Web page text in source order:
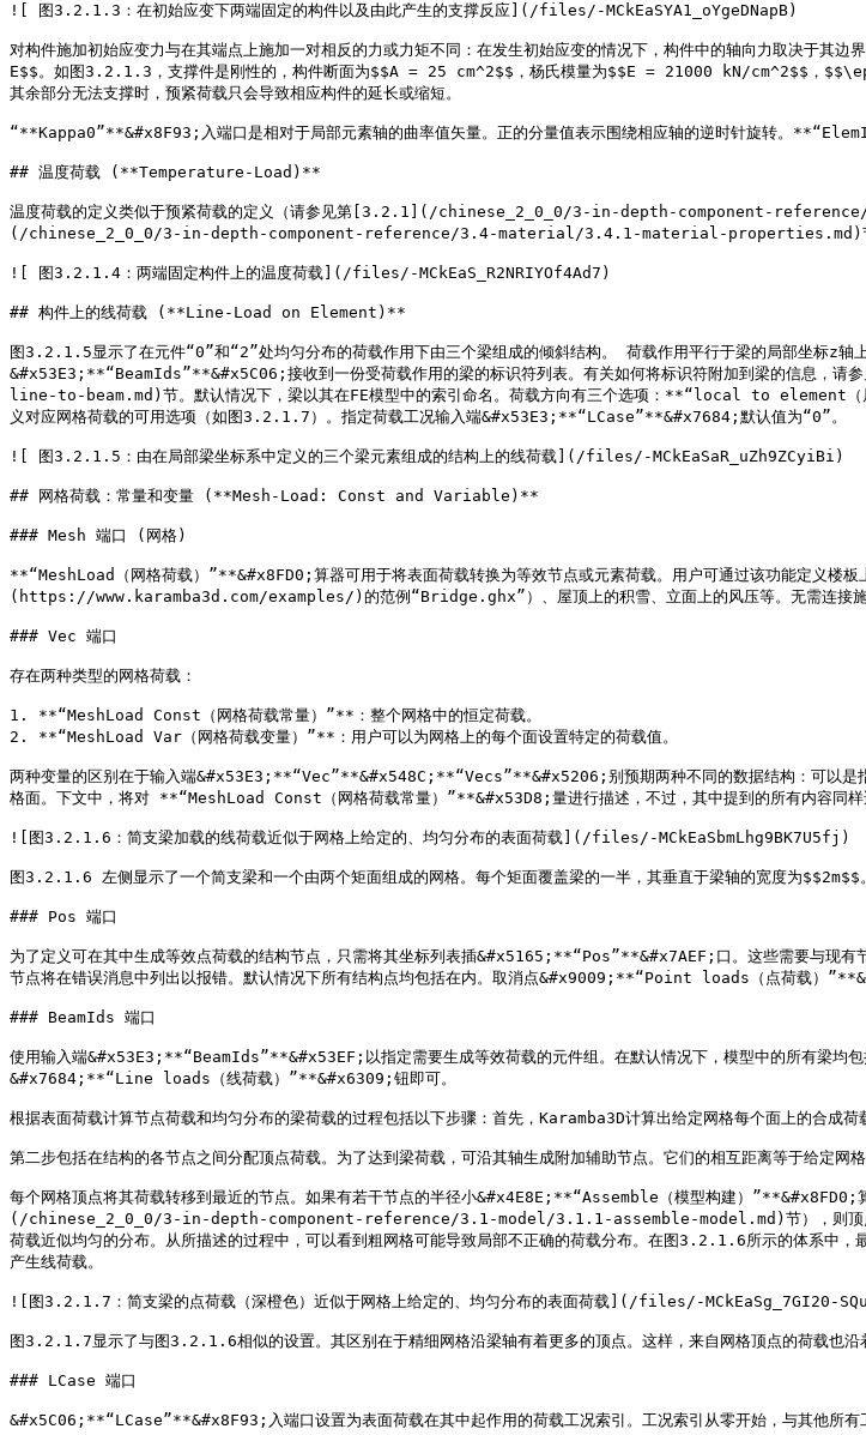
![ 图3.2.1.3：在初始应变下两端固定的构件以及由此产生的支撑反应](/files/-MCkEaSYA1_oYgeDNapB)
对构件施加初始应变力与在其端点上施加一对相反的力或力矩不同：在发生初始应变的情况下，构件中的轴向力取
E$$。如图3.2.1.3，支撑件是刚性的，构件断面为$$A = 25 cm^2$$，杨氏模量为$$E = 21000 kN/cm^2$$，
其余部分无法支撑时，预紧荷载只会导致相应构件的延长或缩短。
“**Kappa0”**&#x8F93;入端口是相对于局部元素轴的曲率值矢量。正的分量值表示围绕相应轴的逆时针旋转。
## 温度荷载 (**Temperature-Load)**
温度荷载的定义类似于预紧荷载的定义（请参见第[3.2.1](/chinese_2_0_0/3-in-depth-component-
(/chinese_2_0_0/3-in-depth-component-reference/3.4-material/3.4.1-material-properties.md)节）描
![ 图3.2.1.4：两端固定构件上的温度荷载](/files/-MCkEaS_R2NRIYOf4Ad7)
## 构件上的线荷载 (**Line-Load on Element)**
图3.2.1.5显示了在元件“0”和“2”处均匀分布的荷载作用下由三个梁组成的倾斜结构。 荷载作用平行于梁的局部坐标z轴
&#x53E3;**“BeamIds”**&#x5C06;接收到一份受荷载作用的梁的标识符列表。有关如何将标识符附加到梁
line-to-beam.md)节。默认情况下，梁以其在FE模型中的索引命名。荷载方向有三个选项：**“local to
义对应网格荷载的可用选项（如图3.2.1.7）。指定荷载工况输入端&#x53E3;**“LCase”**&#x7684;默认值为“0”。
![ 图3.2.1.5：由在局部梁坐标系中定义的三个梁元素组成的结构上的线荷载](/files/-MCkEaSaR_uZh9ZCyiBi)
## 网格荷载：常量和变量 (**Mesh-Load: Const and Variable)**
### Mesh 端口 (网格)
**“MeshLoad（网格荷载）”**&#x8FD0;算器可用于将表面荷载转换为等效节点或元素荷载。用户可通过该功能定义楼
(https://www.karamba3d.com/examples/)的范例“Bridge.ghx”）、屋顶上的积雪、立面上的风压等。无需连接施
### Vec 端口
存在两种类型的网格荷载：
1. **“MeshLoad Const（网格荷载常量）”**：整个网格中的恒定荷载。
2. **“MeshLoad Var（网格荷载变量）”**：用户可以为网格上的每个面设置特定的荷载值。
两种变量的区别在于输入端&#x53E3;**“Vec”**&#x548C;**“Vecs”**&#x5206;别预期两种不同的数据结构：可以是指
格面。下文中，将对 **“MeshLoad Const（网格荷载常量）”**&#x53D8;量进行描述，不过，其中提到的所有内容同
![图3.2.1.6：简支梁加载的线荷载近似于网格上给定的、均匀分布的表面荷载](/files/-MCkEaSbmLhg9BK7U5fj)
图3.2.1.6 左侧显示了一个简支梁和一个由两个矩面组成的网格。每个矩面覆盖梁的一半，其垂直于梁轴的宽度为
### Pos 端口
为了定义可在其中生成等效点荷载的结构节点，只需将其坐标列表插&#x5165;**“Pos”**&#x7AEF;口。这些需要与
节点将在错误消息中列出以报错。默认情况下所有结构点均包括在内。取消点&#x9009;**“Point loads（点荷载）
### BeamIds 端口
使用输入端&#x53E3;**“BeamIds”**&#x53EF;以指定需要生成等效荷载的元件组。在默认情况下，模型中的所有梁
&#x7684;**“Line loads（线荷载）”**&#x6309;钮即可。
根据表面荷载计算节点荷载和均匀分布的梁荷载的过程包括以下步骤：首先，Karamba3D计算出给定网格每个面上的合成荷
第二步包括在结构的各节点之间分配顶点荷载。为了达到梁荷载，可沿其轴生成附加辅助节点。它们的相互距离等于给定网格
每个网格顶点将其荷载转移到最近的节点。如果有若干节点的半径小&#x4E8E;**“Assemble（模型构建）
(/chinese_2_0_0/3-in-depth-component-reference/3.1-model/3.1.1-assemble-model.md)节），则顶点荷载
荷载近似均匀的分布。从所描述的过程中，可以看到粗网格可能导致局部不正确的荷载分布。在图3.2.1.6所示的体系中
产生线荷载。
![图3.2.1.7：简支梁的点荷载（深橙色）近似于网格上给定的、均匀分布的表面荷载](/files/-MCkEaSg_7GI20-
图3.2.1.7显示了与图3.2.1.6相似的设置。其区别在于精细网格沿梁轴有着更多的顶点。这样，来自网格顶点的荷载也沿
### LCase 端口
&#x5C06;**“LCase”**&#x8F93;入端口设置为表面荷载在其中起作用的荷载工况索引。工况索引从零开始，与其他所有